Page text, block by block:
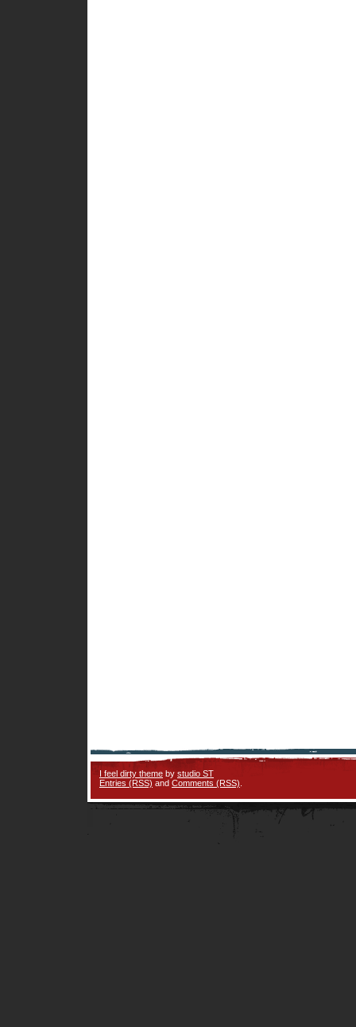
I feel dirty theme by studio ST
Entries (RSS) and Comments (RSS)